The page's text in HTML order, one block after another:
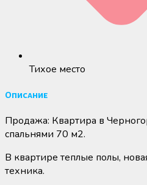
Тихое место
Описание
Продажа: Квартира в
спальнями 70 м2.
В квартире теплые полы,
техника.